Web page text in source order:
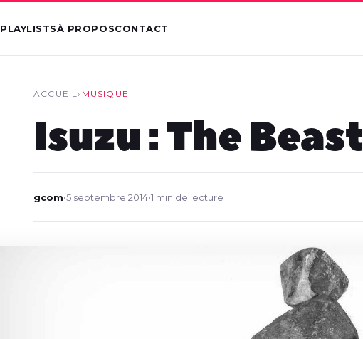
PLAYLISTSÀ PROPOSCONTACT
ACCUEIL› MUSIQUE
Isuzu : The Beast
gcom•5 septembre 2014•1 min de lecture